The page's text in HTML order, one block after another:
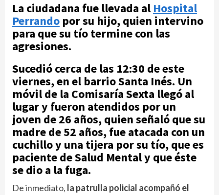
La ciudadana fue llevada al Hospital
Perrando por su hijo, quien intervino
para que su tío termine con las
agresiones.
Sucedió cerca de las 12:30 de este
viernes, en el barrio Santa Inés. Un
móvil de la Comisaría Sexta llegó al
lugar y fueron atendidos por un
joven de 26 años,quien señaló que su
madre de 52 años, fue atacada con un
cuchillo y una tijera por su tío, que es
paciente de Salud Mental y que éste
se dio a la fuga.
De inmediato, la patrulla policial acompañó el